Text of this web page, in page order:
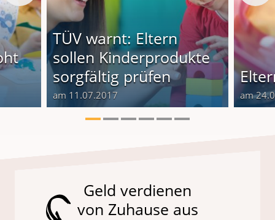
TÜV warnt: Eltern
sollen Kinderprodukte
sorgfältig prüfen
am 11.07.2017 am
Geld verdienen
von Zuhause aus